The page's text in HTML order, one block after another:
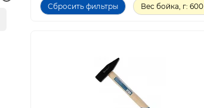
Сбросить фильтры Вес бойка, г: 600